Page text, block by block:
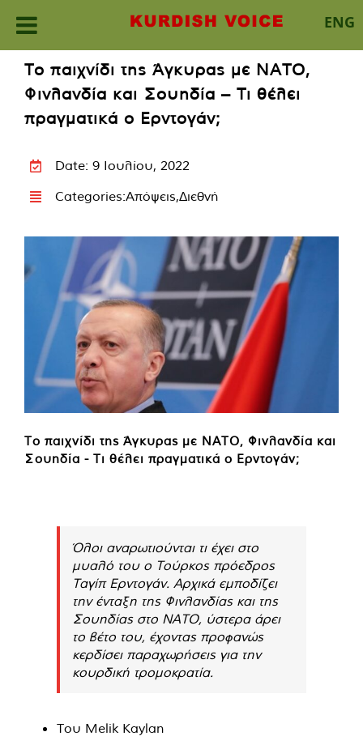
ENG
content
Το παιχνίδι της Άγκυρας με ΝΑΤΟ,
Φινλανδία και Σουηδία – Τι θέλει
πραγματικά ο Ερντογάν;
Date: 9 Ιουλίου, 2022
Categories:Απόψεις,Διεθνή
Το παιχνίδι της Άγκυρας με ΝΑΤΟ, Φινλανδία και
Σουηδία - Τι θέλει πραγματικά ο Ερντογάν;
Όλοι αναρωτιούνται τι έχει στο
μυαλό του ο Τούρκος πρόεδρος
Ταγίπ Ερντογάν. Αρχικά εμποδίζει
την ένταξη της Φινλανδίας και της
Σουηδίας στο ΝΑΤΟ, ύστερα άρει
το βέτο του, έχοντας προφανώς
κερδίσει παραχωρήσεις για την
κουρδική τρομοκρατία.
Του Melik Kaylan